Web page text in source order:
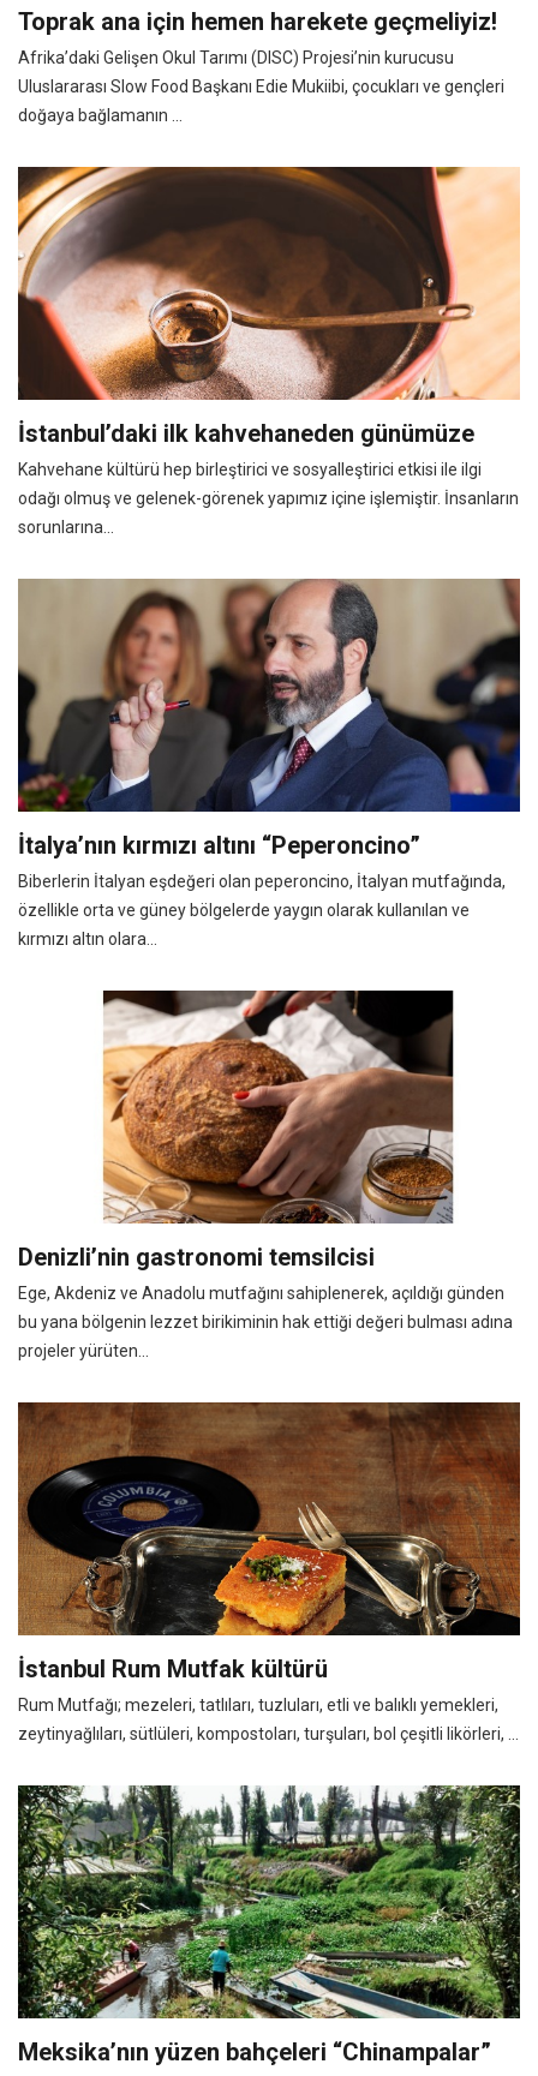
Toprak ana için hemen harekete geçmeliyiz!
Afrika’daki Gelişen Okul Tarımı (DISC) Projesi’nin kurucusu
Uluslararası Slow Food Başkanı Edie Mukiibi, çocukları ve gençleri
doğaya bağlamanın ...
İstanbul’daki ilk kahvehaneden günümüze
Kahvehane kültürü hep birleştirici ve sosyalleştirici etkisi ile ilgi
odağı olmuş ve gelenek-görenek yapımız içine işlemiştir. İnsanların
sorunlarına...
İtalya’nın kırmızı altını “Peperoncino”
Biberlerin İtalyan eşdeğeri olan peperoncino, İtalyan mutfağında,
özellikle orta ve güney bölgelerde yaygın olarak kullanılan ve
kırmızı altın olara...
Denizli’nin gastronomi temsilcisi
Ege, Akdeniz ve Anadolu mutfağını sahiplenerek, açıldığı günden
bu yana bölgenin lezzet birikiminin hak ettiği değeri bulması adına
projeler yürüten...
İstanbul Rum Mutfak kültürü
Rum Mutfağı; mezeleri, tatlıları, tuzluları, etli ve balıklı yemekleri,
zeytinyağlıları, sütlüleri, kompostoları, turşuları, bol çeşitli likörleri, ...
Meksika’nın yüzen bahçeleri “Chinampalar”